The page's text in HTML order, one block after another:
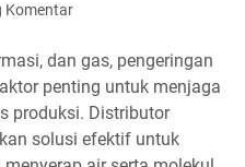
Komentar
dan gas, pengeringan
penting untuk menjaga
produksi. Distributor
solusi efektif untuk